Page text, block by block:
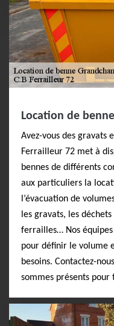
Location de
Avez-vous des gravats
Ferrailleur 72 met à
bennes de différents
aux particuliers la
l’évacuation de
les gravats, les
ferrailles… Nos
pour définir le volume
besoins. Contactez-
sommes présents pour